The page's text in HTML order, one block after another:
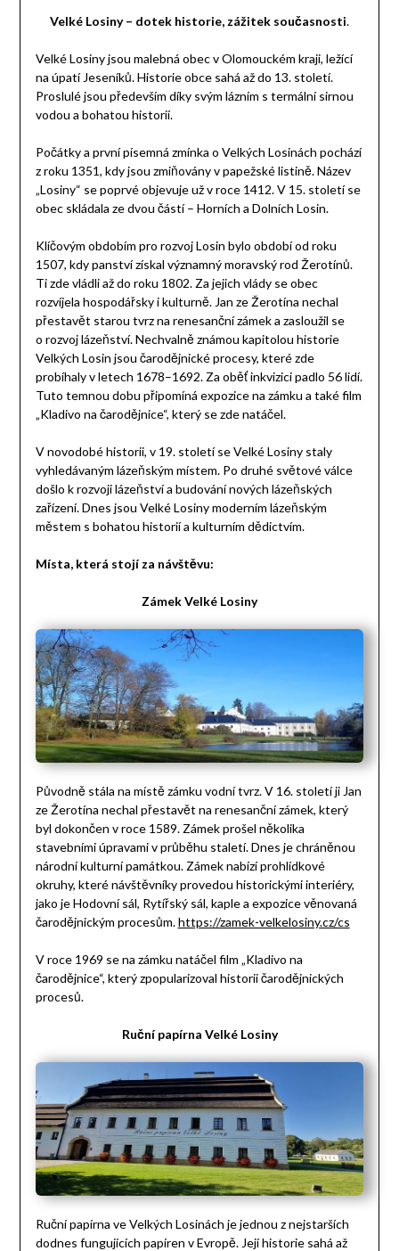
Velké Losiny – dotek historie, zážitek současnosti.
Velké Losiny jsou malebná obec v Olomouckém kraji, ležící
na úpatí Jeseníků. Historie obce sahá až do 13. století.
Proslulé jsou především díky svým lázním s termální sirnou
vodou a bohatou historií.
Počátky a první písemná zmínka o Velkých Losinách pochází
z roku 1351, kdy jsou zmiňovány v papežské listině. Název
„Losiny“ se poprvé objevuje už v roce 1412. V 15. století se
obec skládala ze dvou částí – Horních a Dolních Losin.
Klíčovým obdobím pro rozvoj Losin bylo období od roku
1507, kdy panství získal významný moravský rod Žerotínů.
Ti zde vládli až do roku 1802. Za jejich vlády se obec
rozvíjela hospodářsky i kulturně. Jan ze Žerotína nechal
přestavět starou tvrz na renesanční zámek a zasloužil se
o rozvoj lázeňství. Nechvalně známou kapitolou historie
Velkých Losin jsou čarodějnické procesy, které zde
probíhaly v letech 1678–1692. Za oběť inkvizici padlo 56 lidí.
Tuto temnou dobu připomíná expozice na zámku a také film
„Kladivo na čarodějnice“, který se zde natáčel.
V novodobé historii, v 19. století se Velké Losiny staly
vyhledávaným lázeňským místem. Po druhé světové válce
došlo k rozvoji lázeňství a budování nových lázeňských
zařízení. Dnes jsou Velké Losiny moderním lázeňským
městem s bohatou historií a kulturním dědictvím.
Místa, která stojí za návštěvu:
Zámek Velké Losiny
Původně stála na místě zámku vodní tvrz. V 16. století ji Jan
ze Žerotína nechal přestavět na renesanční zámek, který
byl dokončen v roce 1589. Zámek prošel několika
stavebními úpravami v průběhu staletí. Dnes je chráněnou
národní kulturní památkou. Zámek nabízí prohlídkové
okruhy, které návštěvníky provedou historickými interiéry,
jako je Hodovní sál, Rytířský sál, kaple a expozice věnovaná
čarodějnickým procesům.https://zamek-velkelosiny.cz/cs
V roce 1969 se na zámku natáčel film „Kladivo na
čarodějnice“, který zpopularizoval historii čarodějnických
procesů.
Ruční papírna Velké Losiny
Ruční papírna ve Velkých Losinách je jednou z nejstarších
dodnes fungujících papíren v Evropě. Její historie sahá až